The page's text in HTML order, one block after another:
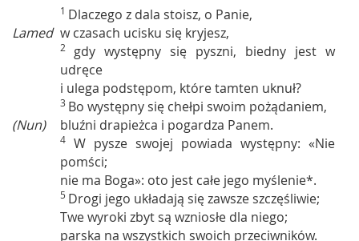
1 Dlaczego z dala stoisz, o Panie,
Lamed w czasach ucisku się kryjesz,
2 gdy występny się pyszni, biedny jest w
udręce
i ulega podstępom, które tamten uknuł?
3 Bo występny się chełpi swoim pożądaniem,
(Nun)
bluźni drapieżca i pogardza Panem.
4 W pysze swojej powiada występny: «Nie
pomści;
nie ma Boga»: oto jest całe jego myślenie*.
5 Drogi jego układają się zawsze szczęśliwie;
Twe wyroki zbyt są wzniosłe dla niego;
parska na wszystkich swoich przeciwników.